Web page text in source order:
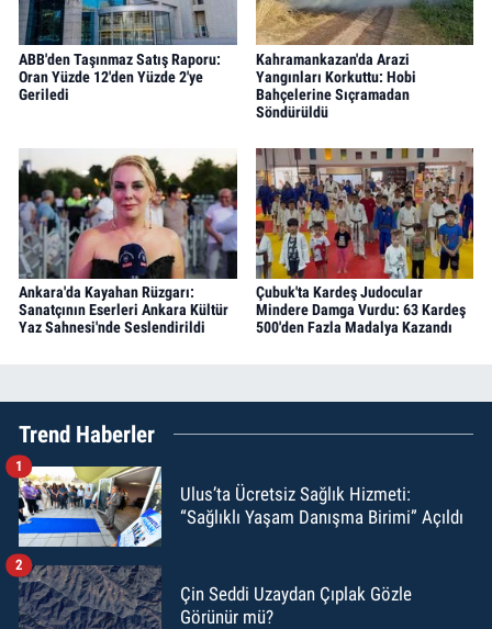
ABB'den Taşınmaz Satış Raporu:
Oran Yüzde 12'den Yüzde 2'ye
Geriledi
Kahramankazan'da Arazi
Yangınları Korkuttu: Hobi
Bahçelerine Sıçramadan
Söndürüldü
Ankara'da Kayahan Rüzgarı:
Sanatçının Eserleri Ankara Kültür
Yaz Sahnesi'nde Seslendirildi
Çubuk'ta Kardeş Judocular
Mindere Damga Vurdu: 63 Kardeş
500'den Fazla Madalya Kazandı
Trend Haberler
Ulus’ta Ücretsiz Sağlık Hizmeti:
“Sağlıklı Yaşam Danışma Birimi” Açıldı
1
Çin Seddi Uzaydan Çıplak Gözle
Görünür mü?
2